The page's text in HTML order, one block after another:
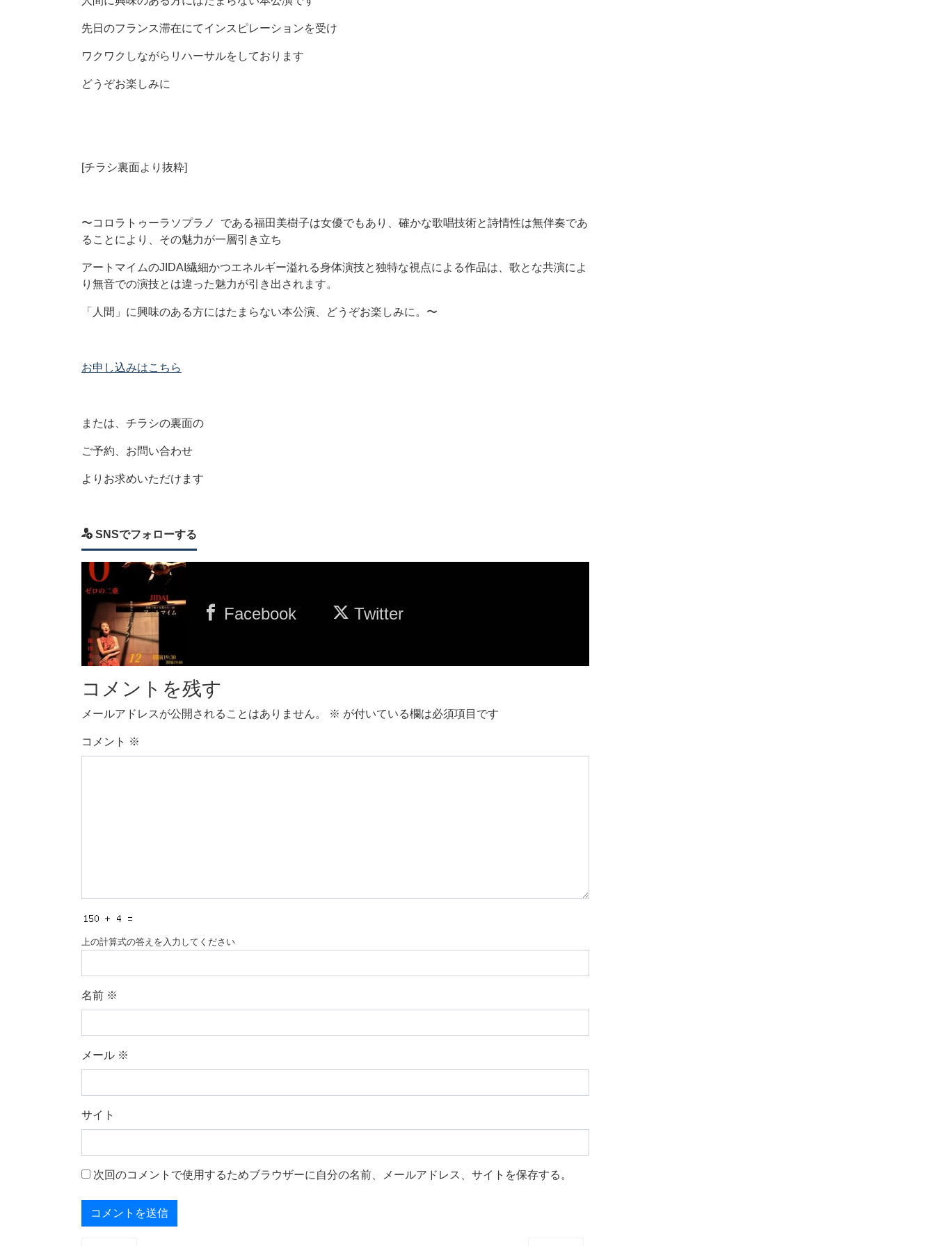
先日のフランス滞在にてインスピレーションを受け
ワクワクしながらリハーサルをしております
どうぞお楽しみに
[チラシ裏面より抜粋]
〜コロラトゥーラソプラノ である福田美樹子は女優でもあり、確かな歌唱技術と詩情性は無伴奏であ
ることにより、その魅力が一層引き立ち
アートマイムのJIDAI繊細かつエネルギー溢れる身体演技と独特な視点による作品は、歌とな共演によ
り無音での演技とは違った魅力が引き出されます。
「人間」に興味のある方にはたまらない本公演、どうぞお楽しみに。〜
お申し込みはこちら
または、チラシの裏面の
ご予約、お問い合わせ
よりお求めいただけます
SNSでフォローする
Facebook Twitter
コメントを残す
メールアドレスが公開されることはありません。 ※ が付いている欄は必須項目です
コメント ※
上の計算式の答えを入力してください
名前 ※
メール ※
サイト
次回のコメントで使用するためブラウザーに自分の名前、メールアドレス、サイトを保存する。